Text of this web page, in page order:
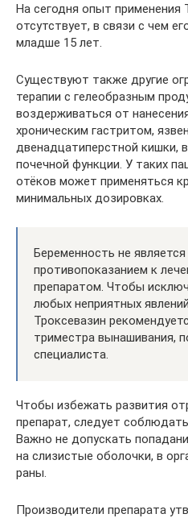
На сегодня опыт применения
отсутствует, в связи с чем
младше 15 лет.
Существуют также другие
терапии с гелеобразным
воздерживаться от
хроническим гастритом,
двенадцатиперстной кишки,
почечной функции. У таких
отёков может применяться
минимальных дозировках.
Беременность не
противопоказанием к
препаратом. Чтобы
любых неприятных
Троксевазин
триместра вынашивания,
специалиста.
Чтобы избежать развития
препарат, следует
Важно не допускать
на слизистые оболочки, в
раны.
Производители препарата